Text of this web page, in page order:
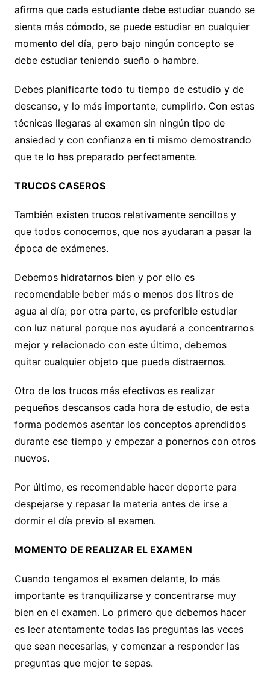
afirma que cada estudiante debe estudiar cuando se
sienta más cómodo, se puede estudiar en cualquier
momento del día, pero bajo ningún concepto se
debe estudiar teniendo sueño o hambre.
Debes planificarte todo tu tiempo de estudio y de
descanso, y lo más importante, cumplirlo. Con estas
técnicas llegaras al examen sin ningún tipo de
ansiedad y con confianza en ti mismo demostrando
que te lo has preparado perfectamente.
TRUCOS CASEROS
También existen trucos relativamente sencillos y
que todos conocemos, que nos ayudaran a pasar la
época de exámenes.
Debemos hidratarnos bien y por ello es
recomendable beber más o menos dos litros de
agua al día; por otra parte, es preferible estudiar
con luz natural porque nos ayudará a concentrarnos
mejor y relacionado con este último, debemos
quitar cualquier objeto que pueda distraernos.
Otro de los trucos más efectivos es realizar
pequeños descansos cada hora de estudio, de esta
forma podemos asentar los conceptos aprendidos
durante ese tiempo y empezar a ponernos con otros
nuevos.
Por último, es recomendable hacer deporte para
despejarse y repasar la materia antes de irse a
dormir el día previo al examen.
MOMENTO DE REALIZAR EL EXAMEN
Cuando tengamos el examen delante, lo más
importante es tranquilizarse y concentrarse muy
bien en el examen. Lo primero que debemos hacer
es leer atentamente todas las preguntas las veces
que sean necesarias, y comenzar a responder las
preguntas que mejor te sepas.